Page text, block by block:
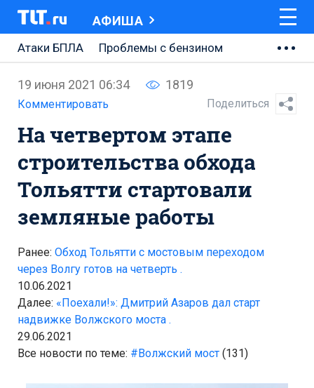
АФИША
Атаки БПЛА
Проблемы с бензином
Ремонт Центральной площади
Ремонт Обводного шоссе
Набережная Тольятти
Неделя Тольятти
19 июня 2021 06:34 1819
Комментировать Поделиться
На четвертом этапе
строительства обхода
Тольятти стартовали
земляные работы
Ранее: Обход Тольятти с мостовым переходом
через Волгу готов на четверть .
10.06.2021
Далее: «Поехали!»: Дмитрий Азаров дал старт
надвижке Волжского моста .
29.06.2021
Все новости по теме: #Волжский мост (131)